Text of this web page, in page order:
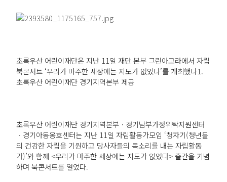
초록우산 어린이재단은 지난 11일 재단 본부 그린아고라에서 자립
북콘서트 ‘우리가 마주한 세상에는 지도가 없었다’를 개최했다1.
초록우산 어린이재단 경기지역본부 제공
초록우산 어린이재단 경기지역본부ㆍ경기남부가정위탁지원센터
ㆍ경기아동옹호센터는 지난 11일 자립활동가모임 ‘청자기(청년들
의 건강한 자립을 기원하고 당사자들의 목소리를 내는 자립활동
가)’와 함께 <우리가 마주한 세상에는 지도가 없었다> 출간을 기념
하며 북콘서트를 열었다.